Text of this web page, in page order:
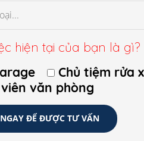
nisl vitae ullamcorper. Proin
dui mi dignissim tortor, sit amet
hiện tại của bạn là gì?
Chủ tiệm rửa
văn phòng